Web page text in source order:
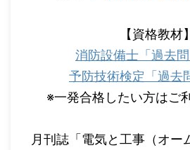
【資格教材】
消防設備士「過去問
予防技術検定「過去
※一発合格したい方はご
月刊誌「電気と工事（オー